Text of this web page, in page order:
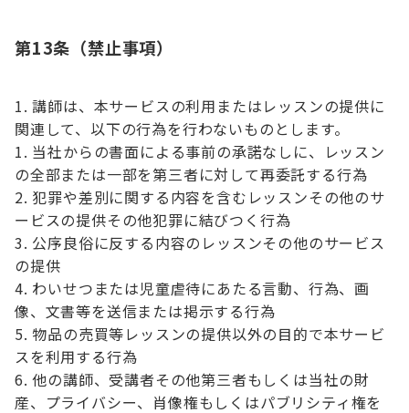
第13条（禁止事項）
講師は、本サービスの利用またはレッスンの提供に
関連して、以下の行為を行わないものとします。
当社からの書面による事前の承諾なしに、レッスン
の全部または一部を第三者に対して再委託する行為
犯罪や差別に関する内容を含むレッスンその他のサ
ービスの提供その他犯罪に結びつく行為
公序良俗に反する内容のレッスンその他のサービス
の提供
わいせつまたは児童虐待にあたる言動、行為、画
像、文書等を送信または掲示する行為
物品の売買等レッスンの提供以外の目的で本サービ
スを利用する行為
他の講師、受講者その他第三者もしくは当社の財
産、プライバシー、肖像権もしくはパブリシティ権を